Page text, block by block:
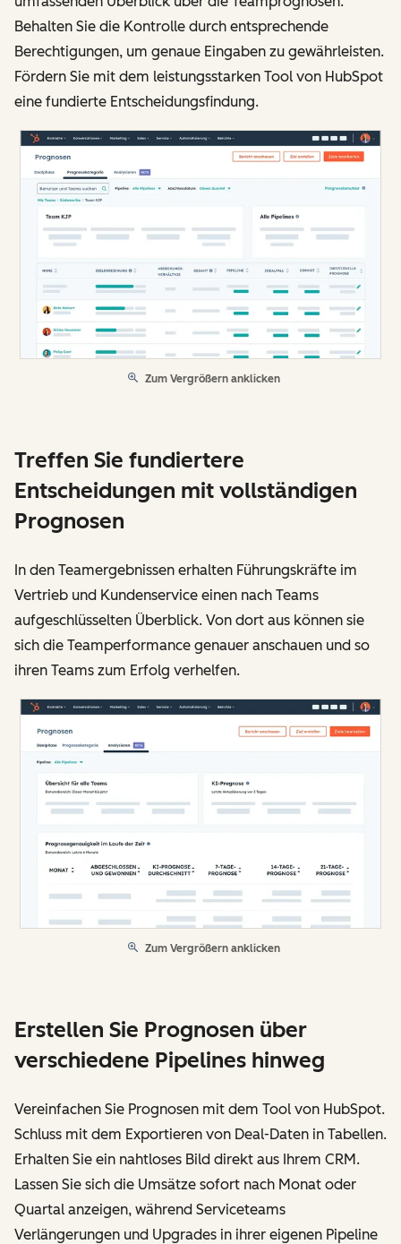
Behalten Sie die Kontrolle durch entsprechende
Berechtigungen, um genaue Eingaben zu gewährleisten.
Fördern Sie mit dem leistungsstarken Tool von HubSpot
eine fundierte Entscheidungsfindung.
Zum Vergrößern anklicken
Treffen Sie fundiertere
Entscheidungen mit vollständigen
Prognosen
In den Teamergebnissen erhalten Führungskräfte im
Vertrieb und Kundenservice einen nach Teams
aufgeschlüsselten Überblick. Von dort aus können sie
sich die Teamperformance genauer anschauen und so
ihren Teams zum Erfolg verhelfen.
Zum Vergrößern anklicken
Erstellen Sie Prognosen über
verschiedene Pipelines hinweg
Vereinfachen Sie Prognosen mit dem Tool von HubSpot.
Schluss mit dem Exportieren von Deal-Daten in Tabellen.
Erhalten Sie ein nahtloses Bild direkt aus Ihrem CRM.
Lassen Sie sich die Umsätze sofort nach Monat oder
Quartal anzeigen, während Serviceteams
Verlängerungen und Upgrades in ihrer eigenen Pipeline